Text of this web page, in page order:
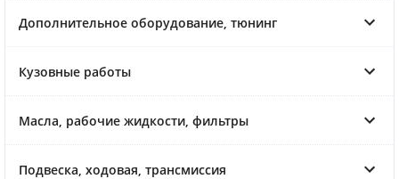
Дополнительное оборудование, тюнинг
Кузовные работы
Масла, рабочие жидкости, фильтры
Подвеска, ходовая, трансмиссия